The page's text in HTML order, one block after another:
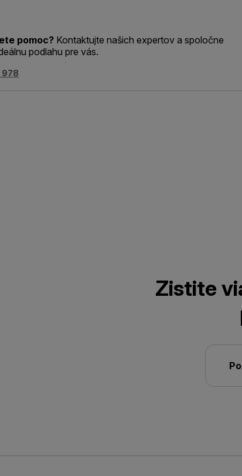
pomoc? Kontaktujte našich expertov a spoločne
podlahu pre vás.
978
Zistite